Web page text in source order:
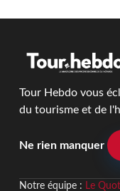
Tour Hebdo vous
du tourisme et de
Ne rien manquer
Notre équipe : Le